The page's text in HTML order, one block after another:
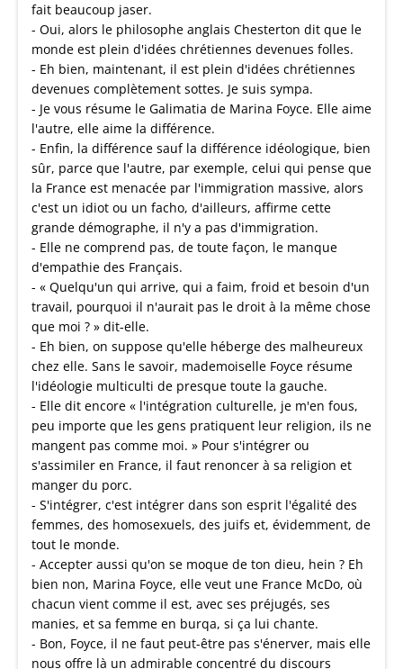
fait beaucoup jaser.
- Oui, alors le philosophe anglais Chesterton dit que le
monde est plein d'idées chrétiennes devenues folles.
- Eh bien, maintenant, il est plein d'idées chrétiennes
devenues complètement sottes. Je suis sympa.
- Je vous résume le Galimatia de Marina Foyce. Elle aime
l'autre, elle aime la différence.
- Enfin, la différence sauf la différence idéologique, bien
sûr, parce que l'autre, par exemple, celui qui pense que
la France est menacée par l'immigration massive, alors
c'est un idiot ou un facho, d'ailleurs, affirme cette
grande démographe, il n'y a pas d'immigration.
- Elle ne comprend pas, de toute façon, le manque
d'empathie des Français.
- « Quelqu'un qui arrive, qui a faim, froid et besoin d'un
travail, pourquoi il n'aurait pas le droit à la même chose
que moi ? » dit-elle.
- Eh bien, on suppose qu'elle héberge des malheureux
chez elle. Sans le savoir, mademoiselle Foyce résume
l'idéologie multiculti de presque toute la gauche.
- Elle dit encore « l'intégration culturelle, je m'en fous,
peu importe que les gens pratiquent leur religion, ils ne
mangent pas comme moi. » Pour s'intégrer ou
s'assimiler en France, il faut renoncer à sa religion et
manger du porc.
- S'intégrer, c'est intégrer dans son esprit l'égalité des
femmes, des homosexuels, des juifs et, évidemment, de
tout le monde.
- Accepter aussi qu'on se moque de ton dieu, hein ? Eh
bien non, Marina Foyce, elle veut une France McDo, où
chacun vient comme il est, avec ses préjugés, ses
manies, et sa femme en burqa, si ça lui chante.
- Bon, Foyce, il ne faut peut-être pas s'énerver, mais elle
nous offre là un admirable concentré du discours